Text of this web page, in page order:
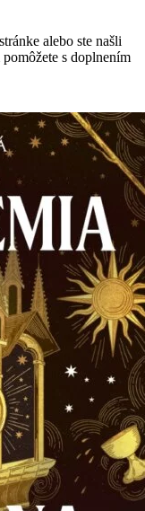
alebo ste našli
s doplnením